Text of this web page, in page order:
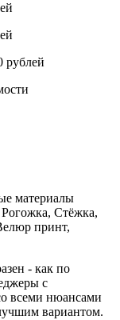
материалы
Стёжка,
принт,
- как по
с
всеми нюансами
вариантом.